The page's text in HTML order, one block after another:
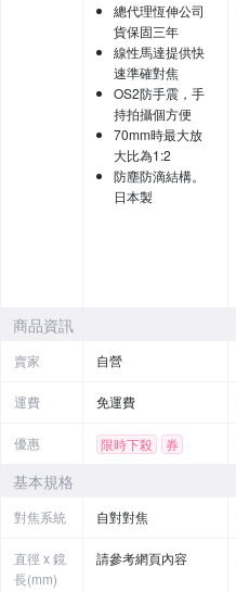
APS-C 無反微單
眼鏡頭
總代理恆伸公司
貨保固三年
線性馬達提供快
速準確對焦
OS2防手震，手
持拍攝個方便
70mm時最大放
大比為1:2
防塵防滴結構。
日本製
商品資訊
賣家 自營
運費 免運費
優惠 限時下殺 券
基本規格
對焦系統 自對對焦
直徑 x 鏡
長(mm)
請參考網頁內容